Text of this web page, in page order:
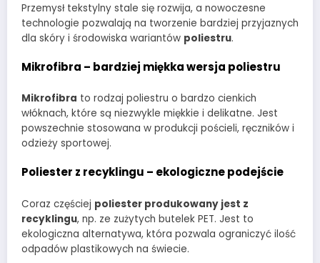
Przemysł tekstylny stale się rozwija, a nowoczesne
technologie pozwalają na tworzenie bardziej przyjaznych
dla skóry i środowiska wariantów poliestru.
Mikrofibra – bardziej miękka wersja poliestru
Mikrofibra to rodzaj poliestru o bardzo cienkich
włóknach, które są niezwykle miękkie i delikatne. Jest
powszechnie stosowana w produkcji pościeli, ręczników i
odzieży sportowej.
Poliester z recyklingu – ekologiczne podejście
Coraz częściej poliester produkowany jest z
recyklingu, np. ze zużytych butelek PET. Jest to
ekologiczna alternatywa, która pozwala ograniczyć ilość
odpadów plastikowych na świecie.